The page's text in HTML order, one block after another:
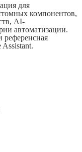
для
компонентов,
AI-
автоматизации.
референсная